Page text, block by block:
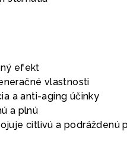
efekt
vlastnosti
a anti-aging účinky
a plnú
citlivú a podráždenú